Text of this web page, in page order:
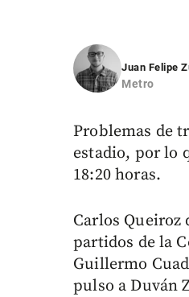
Juan Felipe
Metro
Problemas de
estadio, por lo
18:20 horas.
Carlos
partidos de la
Guillermo
pulso a Duván